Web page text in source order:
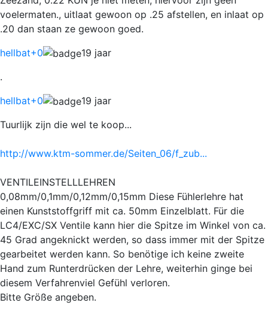
voelermaten., uitlaat gewoon op .25 afstellen, en inlaat op
.20 dan staan ze gewoon goed.
hellbat+0
19 jaar
.
hellbat+0
19 jaar
Tuurlijk zijn die wel te koop...
http://www.ktm-sommer.de/Seiten_06/f_zub...
VENTILEINSTELLLEHREN
0,08mm/0,1mm/0,12mm/0,15mm Diese Fühlerlehre hat
einen Kunststoffgriff mit ca. 50mm Einzelblatt. Für die
LC4/EXC/SX Ventile kann hier die Spitze im Winkel von ca.
45 Grad angeknickt werden, so dass immer mit der Spitze
gearbeitet werden kann. So benötige ich keine zweite
Hand zum Runterdrücken der Lehre, weiterhin ginge bei
diesem Verfahrenviel Gefühl verloren.
Bitte Größe angeben.